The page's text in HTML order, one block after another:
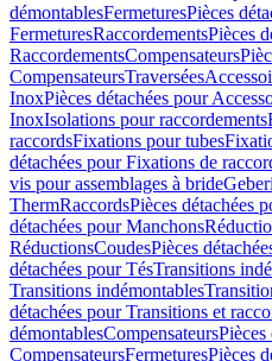
démontablesFermeturesPièces
FermeturesRaccordementsPièces
RaccordementsCompensateurs
CompensateursTraversées
InoxPièces détachées pour
InoxIsolations pour raccordements
raccordsFixations pour tubes
détachées pour Fixations de
vis pour assemblages à bride
ThermRaccordsPièces détachées
détachées pour Manchons
RéductionsCoudesPièces
détachées pour TésTransitions
Transitions indémontables
détachées pour Transitions et
démontablesCompensateursPièces
CompensateursFermeturesPièces